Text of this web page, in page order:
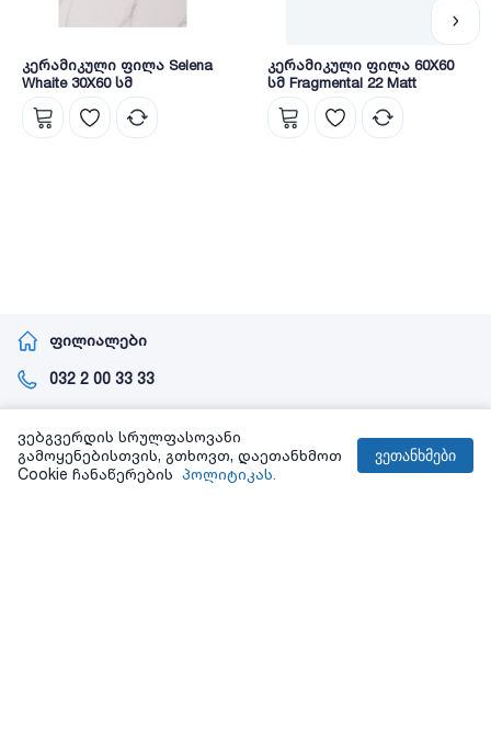
კერამიკული ფილა Selena
Whaite 30X60 სმ
კერამიკული ფილა 60X60
სმ Fragmental 22 Matt
ფილიალები
032 2 00 33 33
ვებგვერდის სრულფასოვანი
გამოყენებისთვის, გთხოვთ, დაეთანხმოთ
Cookie ჩანაწერების პოლიტიკას.
ვეთანხმები